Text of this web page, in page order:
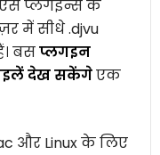
प्लगइन्स के
में सीधे .djvu
बसप्लगइन
देख सकेंगेएक
और Linux के लिए